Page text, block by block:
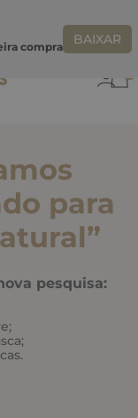
compra BAIXAR
para
”
pesquisa: